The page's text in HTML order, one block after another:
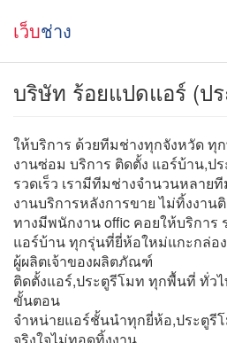
เว็บช่าง
บริษัท ร้อยแปดแอร์ (ป
ให้บริการ ด้วยทีมช่างทุกจังหวัด ทุ
งานซ่อม บริการ ติดตั้ง แอร์บ้าน,ป
รวดเร็ว เรามีทีมช่างจำนวนหลาย
งานบริการหลังการขาย ไม่ทิ้งงาน
ทางมีพนักงาน offic คอยให้บริการ
แอร์บ้าน ทุกรุ่นที่ยี่ห้อใหม่แกะกล่อ
ผู้ผลิตเจ้าของผลิตภัณฑ์
ติดตั้งแอร์,ประตูรีโมท ทุกพื้นที่ ทั่ว
ขั้นตอน
จำหน่ายแอร์ชั้นนำทุกยี่ห้อ,ประตูรีโ